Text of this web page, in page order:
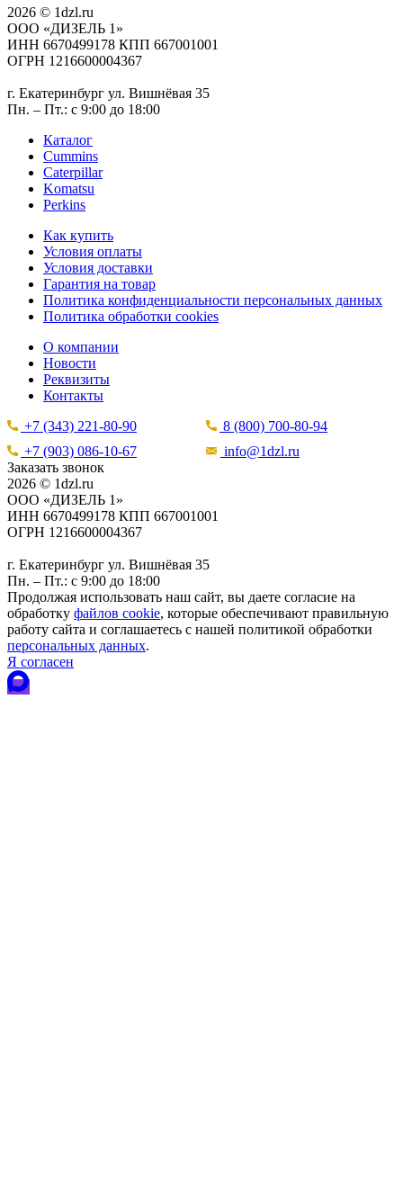
2026 © 1dzl.ru
ООО «ДИЗЕЛЬ 1»
ИНН 6670499178 КПП 667001001
ОГРН 1216600004367
г. Екатеринбург ул. Вишнёвая 35
Пн. – Пт.: с 9:00 до 18:00
Каталог
Cummins
Caterpillar
Komatsu
Perkins
Как купить
Условия оплаты
Условия доставки
Гарантия на товар
Политика конфиденциальности персональных данных
Политика обработки cookies
О компании
Новости
Реквизиты
Контакты
+7 (343) 221-80-90
8 (800) 700-80-94
+7 (903) 086-10-67
info@1dzl.ru
Заказать звонок
2026 © 1dzl.ru
ООО «ДИЗЕЛЬ 1»
ИНН 6670499178 КПП 667001001
ОГРН 1216600004367
г. Екатеринбург ул. Вишнёвая 35
Пн. – Пт.: с 9:00 до 18:00
Продолжая использовать наш сайт, вы даете согласие на
обработку файлов cookie, которые обеспечивают правильную
работу сайта и соглашаетесь с нашей политикой обработки
персональных данных.
Я согласен